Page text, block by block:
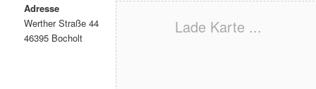
Lade Karte ...
Adresse
Werther Straße 44
46395 Bocholt